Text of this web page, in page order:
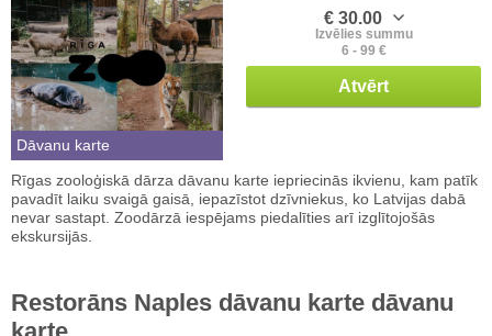
Dāvanu karte
€ 30.00
Izvēlies summu
6 - 99 €
Atvērt
Rīgas zooloģiskā dārza dāvanu karte iepriecinās ikvienu, kam patīk
pavadīt laiku svaigā gaisā, iepazīstot dzīvniekus, ko Latvijas dabā
nevar sastapt. Zoodārzā iespējams piedalīties arī izglītojošās
ekskursijās.
Restorāns Naples dāvanu karte dāvanu